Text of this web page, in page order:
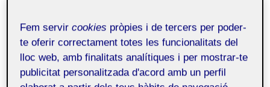
Fem servircookies pròpies i de tercers per poder-
te oferir correctament totes les funcionalitats del
lloc web, amb finalitats analítiques i per mostrar-te
publicitat personalitzada d'acord amb un perfil